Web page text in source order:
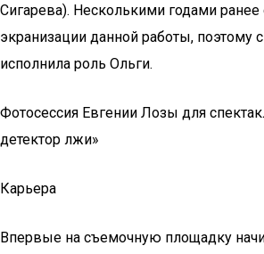
Сигарева). Несколькими годами ранее
экранизации данной работы, поэтому
исполнила роль Ольги.
Фотосессия Евгении Лозы для
детектор лжи»
Карьера
Впервые на съемочную площадку